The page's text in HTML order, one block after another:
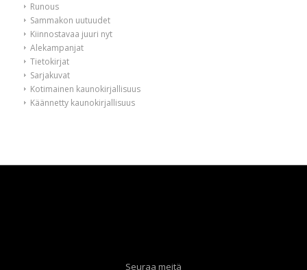
Runous
Sammakon uutuudet
Kiinnostavaa juuri nyt
Alekampanjat
Tietokirjat
Sarjakuvat
Kotimainen kaunokirjallisuus
Käännetty kaunokirjallisuus
Seuraa meitä